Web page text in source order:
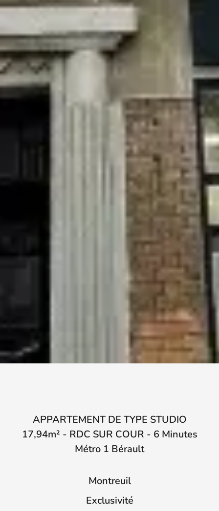
APPARTEMENT DE TYPE STUDIO
17,94m² - RDC SUR COUR - 6 Minutes
Métro 1 Bérault
Montreuil
Exclusivité